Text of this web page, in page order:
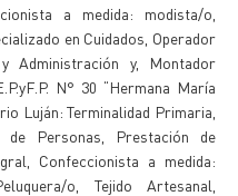
a medida: modista/o,
en Cuidados, Operador
Administración y, Montador
N° 30 “Hermana María
Luján: Terminalidad Primaria,
de Personas, Prestación de
Confeccionista a medida:
o, Tejido Artesanal,